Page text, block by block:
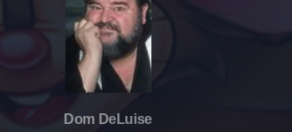
Dom DeLuise